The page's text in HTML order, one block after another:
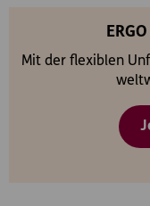
Mit der flexiblen